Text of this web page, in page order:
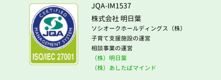
JQA-IM1537
株式会社 明日葉
ソシオークホールディングス（株）
子育て支援施設の運営
相談事業の運営
（株）明日葉
（株）あしたばマインド